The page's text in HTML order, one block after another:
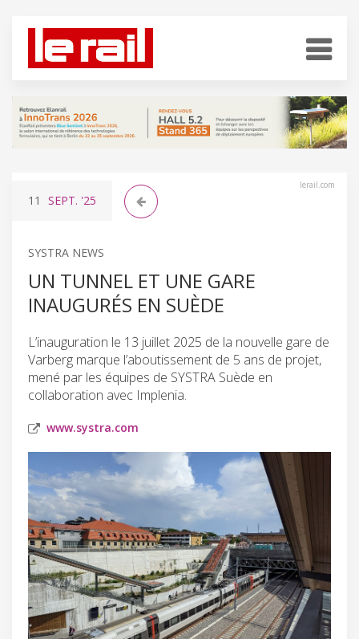
lerail.com
11 SEPT. '25
SYSTRA NEWS
UN TUNNEL ET UNE GARE
INAUGURÉS EN SUÈDE
L’inauguration le 13 juillet 2025 de la nouvelle gare de
Varberg marque l’aboutissement de 5 ans de projet,
mené par les équipes de SYSTRA Suède en
collaboration avec Implenia.
www.systra.com